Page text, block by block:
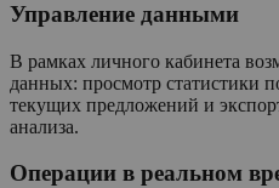
Управление данными
В рамках личного кабинета
данных: просмотр статистики
текущих предложений и
анализа.
Операции в реальном